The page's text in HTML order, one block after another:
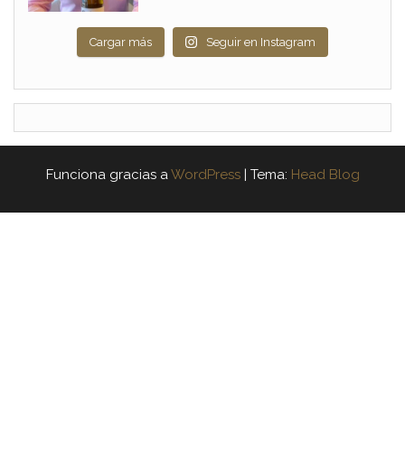
Cargar más Seguir en Instagram
Funciona gracias aWordPress | Tema: Head Blog